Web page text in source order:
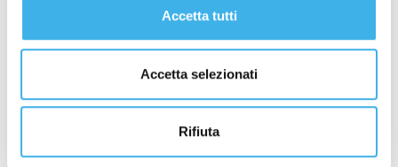
Accetta tutti
Accetta selezionati
Rifiuta
necessità di investire e di dotarsi di strumenti
digitale. Per questo motivo anche il nostro Ospedale,
come altre strutture sanitarie, ha colto e ringrazia per
“Progetto DAS”, nella convinzione, con questa
adesione, di offrire un servizio migliore ai pazienti, ai